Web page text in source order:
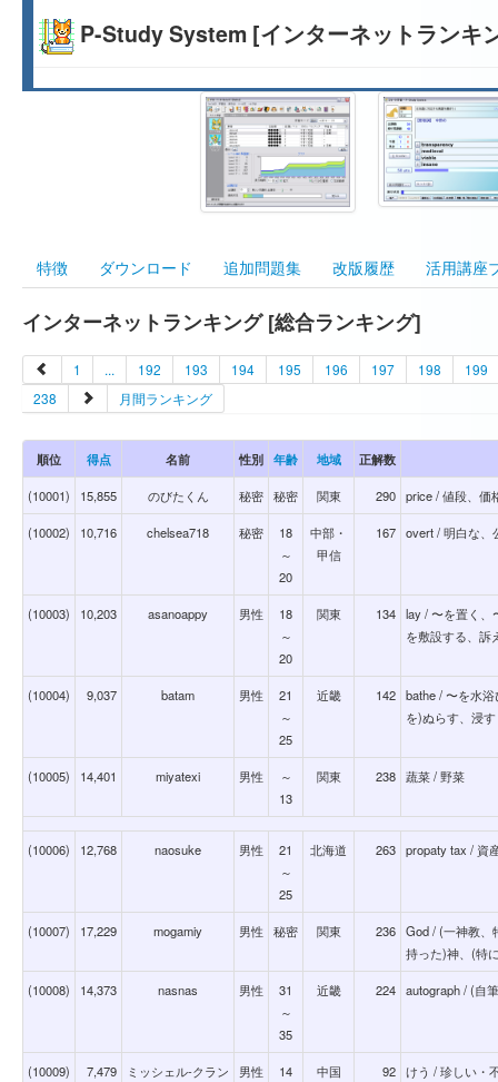
P-Study System [インターネットランキ
特徴 ダウンロード 追加問題集 改版履歴 活用講座
インターネットランキング [総合ランキング]
1 ... 192 193 194 195 196 197 198
199
238
月間ランキング
順位 得点 名前 性別 年齢 地域 正解数
(10001) 15,855 のびたくん 秘密 秘密 関東 290 price / 値段、価
(10002) 10,716 chelsea718 秘密
18
～
20
中部・
甲信
167 overt / 明白な、
(10003) 10,203 asanoappy 男性
18
～
20
関東 134 lay / 〜を置く、
を敷設する、訴
(10004) 9,037 batam 男性
21
～
25
近畿 142 bathe / 〜を水
を)ぬらす、浸す
(10005) 14,401 miyatexi 男性
～
13
関東 238 蔬菜 / 野菜
(10006) 12,768 naosuke 男性
21
～
25
北海道 263 propaty tax / 資
(10007) 17,229 mogamiy 男性 秘密 関東 236 God / (一神教、
持った)神、(特
(10008) 14,373 nasnas 男性
31
～
35
近畿 224 autograph / (自
(10009) 7,479 ミッシェル-クラン 男性
14
中国 92 けう / 珍しい・